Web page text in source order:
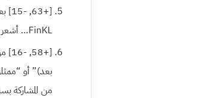
FinKL… أشعر وكأنها آخر قطعة من الأحجية!
بعد)” أو
من المشاركة